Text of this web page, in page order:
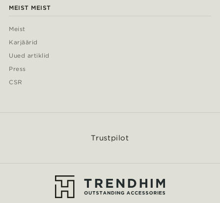
MEIST MEIST
Meist
Karjäärid
Uued artiklid
Press
CSR
Trustpilot